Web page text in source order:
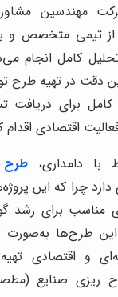
مهندسین
از تیمی متخصص و
کامل انجام
دقت در تهیه طرح
کامل برای دریافت
اقتصادی اقدام
دامداری، طرح
چرا که این
مناسب برای رشد
این طرح‌ها
و اقتصادی
ریزی صنایع